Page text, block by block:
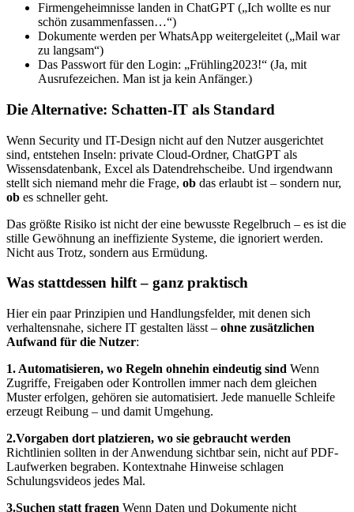
Firmengeheimnisse landen in ChatGPT („Ich wollte es nur
schön zusammenfassen…“)
Dokumente werden per WhatsApp weitergeleitet („Mail war
zu langsam“)
Das Passwort für den Login: „Frühling2023!“ (Ja, mit
Ausrufezeichen. Man ist ja kein Anfänger.)
Die Alternative: Schatten-IT als Standard
Wenn Security und IT-Design nicht auf den Nutzer ausgerichtet
sind, entstehen Inseln: private Cloud-Ordner, ChatGPT als
Wissensdatenbank, Excel als Datendrehscheibe. Und irgendwann
stellt sich niemand mehr die Frage, ob das erlaubt ist – sondern nur,
ob es schneller geht.
Das größte Risiko ist nicht der eine bewusste Regelbruch – es ist die
stille Gewöhnung an ineffiziente Systeme, die ignoriert werden.
Nicht aus Trotz, sondern aus Ermüdung.
Was stattdessen hilft – ganz praktisch
Hier ein paar Prinzipien und Handlungsfelder, mit denen sich
verhaltensnahe, sichere IT gestalten lässt – ohne zusätzlichen
Aufwand für die Nutzer:
1. Automatisieren, wo Regeln ohnehin eindeutig sind Wenn
Zugriffe, Freigaben oder Kontrollen immer nach dem gleichen
Muster erfolgen, gehören sie automatisiert. Jede manuelle Schleife
erzeugt Reibung – und damit Umgehung.
2.Vorgaben dort platzieren, wo sie gebraucht werden
Richtlinien sollten in der Anwendung sichtbar sein, nicht auf PDF-
Laufwerken begraben. Kontextnahe Hinweise schlagen
Schulungsvideos jedes Mal.
3.Suchen statt fragen Wenn Daten und Dokumente nicht